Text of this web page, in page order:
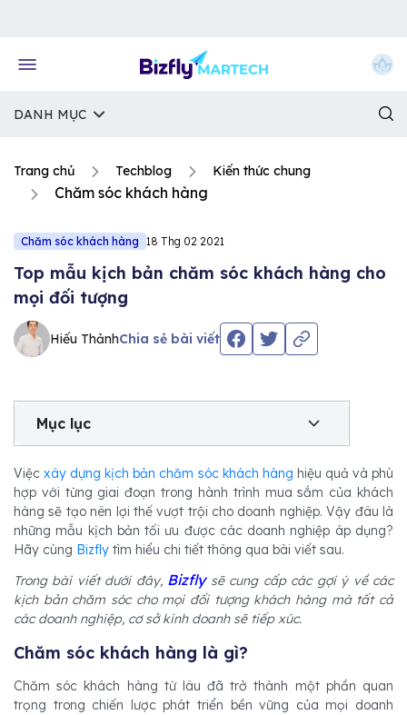
DANH MỤC
Trang chủ Techblog Kiến thức chung
Chăm sóc khách hàng
Chăm sóc khách hàng 18 Thg 02 2021
Top mẫu kịch bản chăm sóc khách hàng cho
mọi đối tượng
Hiếu ThảnhChia sẻ bài viết
Mục lục
Việcxây dựng kịch bản chăm sóc khách hàng hiệu quả và phù
hợp với từng giai đoạn trong hành trình mua sắm của khách
hàng sẽ tạo nên lợi thế vượt trội cho doanh nghiệp. Vậy đâu là
những mẫu kịch bản tối ưu được các doanh nghiệp áp dụng?
Hãy cùng Bizfly tìm hiểu chi tiết thông qua bài viết sau.
Trong bài viết dưới đây, Bizfly sẽ cung cấp các gợi ý về các
kịch bản chăm sóc cho mọi đối tượng khách hàng mà tất cả
các doanh nghiệp, cơ sở kinh doanh sẽ tiếp xúc.
Chăm sóc khách hàng là gì?
Chăm sóc khách hàng từ lâu đã trở thành một phần quan
trọng trong chiến lược phát triển bền vững của mọi doanh